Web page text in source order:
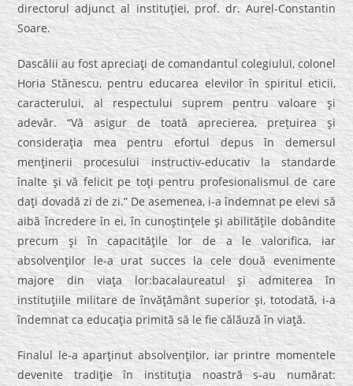
directorul adjunct al instituţiei, prof. dr. Aurel-Constantin
Soare.
Dascălii au fost apreciaţi de comandantul colegiului, colonel
Horia Stănescu, pentru educarea elevilor în spiritul eticii,
caracterului, al respectului suprem pentru valoare şi
adevăr. “Vă asigur de toată aprecierea, preţuirea şi
consideraţia mea pentru efortul depus în demersul
menţinerii procesului instructiv-educativ la standarde
înalte şi vă felicit pe toţi pentru profesionalismul de care
daţi dovadă zi de zi.” De asemenea, i-a îndemnat pe elevi să
aibă încredere în ei, în cunoştinţele şi abilităţile dobândite
precum şi în capacităţile lor de a le valorifica, iar
absolvenţilor le-a urat succes la cele două evenimente
majore din viaţa lor:bacalaureatul şi admiterea în
instituţiile militare de învăţământ superior şi, totodată, i-a
îndemnat ca educaţia primită să le fie călăuză în viaţă.
Finalul le-a aparţinut absolvenţilor, iar printre momentele
devenite tradiţie în instituţia noastră s-au numărat: